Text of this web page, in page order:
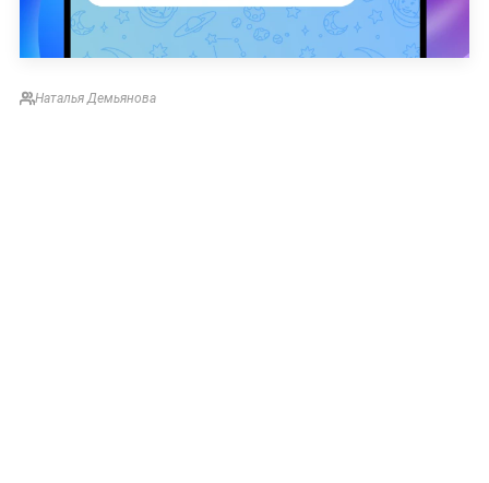
Наталья Демьянова